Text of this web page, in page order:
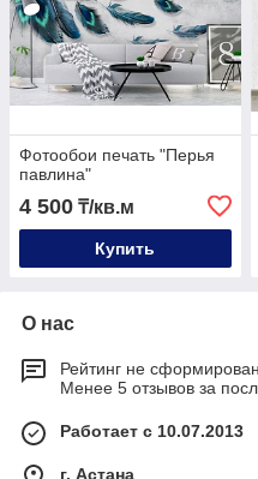
Фотообои печать "Перья
павлина"
4 500 ₸/кв.м
Купить
О нас
Рейтинг не сформирован
Менее 5 отзывов за
Работает с 10.07.2013
г. Астана